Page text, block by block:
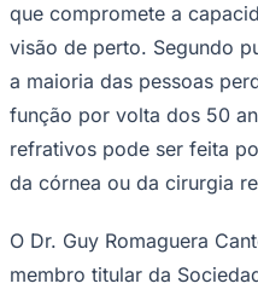
que compromete a
visão de perto. Segundo
a maioria das pessoas
função por volta dos 50
refrativos pode ser feita
da córnea ou da cirurgia
O Dr. Guy Romaguera
membro titular da